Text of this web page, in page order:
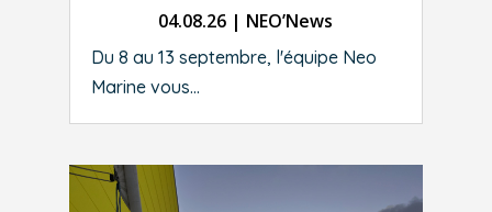
04.08.26 | NEO’News
Du 8 au 13 septembre, l'équipe Neo
Marine vous...